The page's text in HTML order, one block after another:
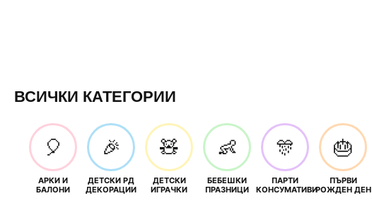
ВСИЧКИ КАТЕГОРИИ
🎈
АРКИ И
БАЛОНИ
🎉
ДЕТСКИ РД
ДЕКОРАЦИИ
🧸
ДЕТСКИ
ИГРАЧКИ
👶
БЕБЕШКИ
ПРАЗНИЦИ
🎊
ПАРТИ
КОНСУМАТИВИ
🎂
ПЪРВИ
РОЖДЕН ДЕН